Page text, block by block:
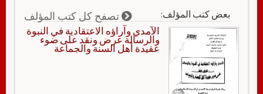
بعض كتب المؤلف: تصفح كل كتب المؤلف
الآمدي وآراؤه الاعتقادية في النبوة
والرسالة عرض ونقد على ضوء
عقيدة أهل السنة والجماعة